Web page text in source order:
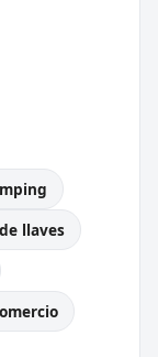
llaves